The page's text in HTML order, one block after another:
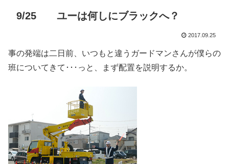
9/25 ユーは何しにブラックへ？
2017.09.25
事の発端は二日前、いつもと違うガードマンさんが僕らの
班についてきて･･･っと、まず配置を説明するか。